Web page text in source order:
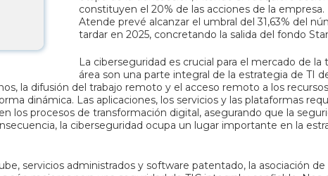
constituyen el 20% de las acciones de la
Atende prevé alcanzar el umbral del 31,63% del
tardar en 2025, concretando la salida del fondo
La ciberseguridad es crucial para el mercado de
área son una parte integral de la estrategia de TI
la difusión del trabajo remoto y el acceso remoto a los
dinámica. Las aplicaciones, los servicios y las plataformas
los procesos de transformación digital, asegurando que la
la ciberseguridad ocupa un lugar importante en la
servicios administrados y software patentado, la asociación